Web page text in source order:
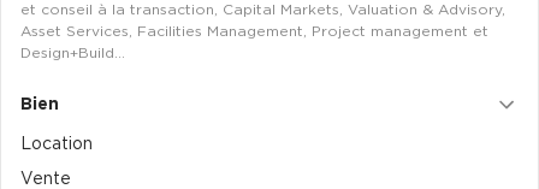
Location de Commerces à Reims
et conseil à la transaction, Capital Markets, Valuation & Advisory,
Asset Services, Facilities Management, Project management et
Design+Build…
Bien
Location
Vente